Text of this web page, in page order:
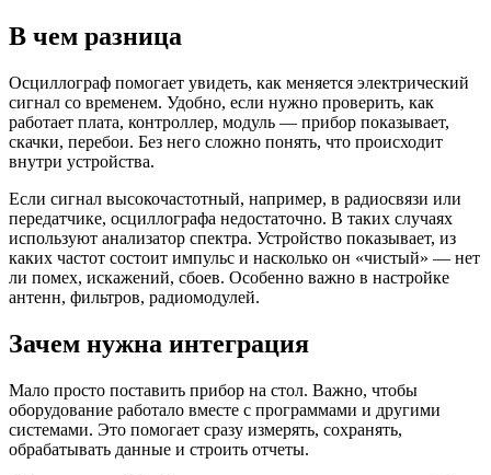
В чем разница
Осциллограф помогает увидеть, как меняется электрический
сигнал со временем. Удобно, если нужно проверить, как
работает плата, контроллер, модуль — прибор показывает,
скачки, перебои. Без него сложно понять, что происходит
внутри устройства.
Если сигнал высокочастотный, например, в радиосвязи или
передатчике, осциллографа недостаточно. В таких случаях
используют анализатор спектра. Устройство показывает, из
каких частот состоит импульс и насколько он «чистый» — нет
ли помех, искажений, сбоев. Особенно важно в настройке
антенн, фильтров, радиомодулей.
Зачем нужна интеграция
Мало просто поставить прибор на стол. Важно, чтобы
оборудование работало вместе с программами и другими
системами. Это помогает сразу измерять, сохранять,
обрабатывать данные и строить отчеты.